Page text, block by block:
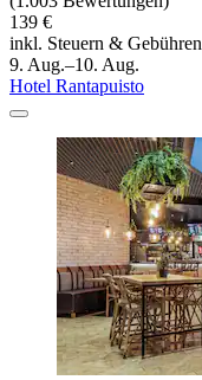
139 €
inkl. Steuern & Gebühren
9. Aug.–10. Aug.
Hotel Rantapuisto